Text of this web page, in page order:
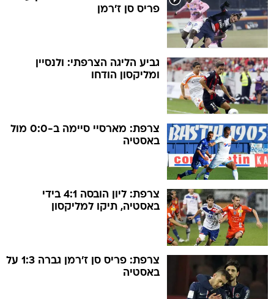
פריס סן ז'רמן
גביע הליגה הצרפתי: ולנסיין
ומליקסון הודחו
צרפת: מארסיי סיימה ב-0:0 מול
באסטיה
צרפת: ליון הובסה 4:1 בידי
באסטיה, תיקו למליקסון
צרפת: פריס סן ז'רמן גברה 1:3 על
באסטיה